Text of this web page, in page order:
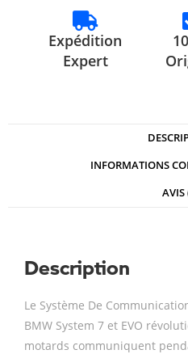
Expédition
Expert
INFORMATIONS
AVIS
Description
Le Système De
BMW System 7 et EVO
motards communiquent